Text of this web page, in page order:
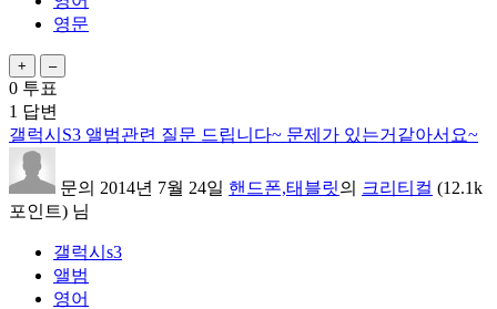
영문
0 투표
1 답변
갤럭시S3 앨범관련 질문 드립니다~ 문제가 있는거같아서요~
문의 2014년 7월 24일 핸드폰,태블릿의 크리티컬 (12.1k
포인트) 님
갤럭시s3
앨범
영어